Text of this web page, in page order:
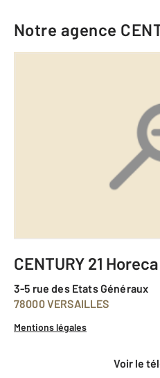
Notre agence
CENTURY 21
3-5 rue des Etats Généraux
78000 VERSAILLES
Mentions légales
voir le